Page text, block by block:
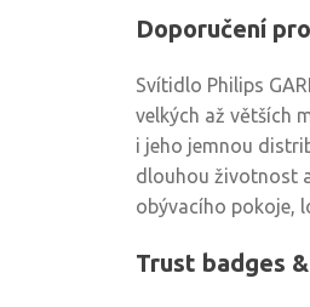
Doporučení
Svítidlo Philips
velkých až větších
i jeho jemnou
dlouhou životnost
obývacího pokoje,
Trust badges